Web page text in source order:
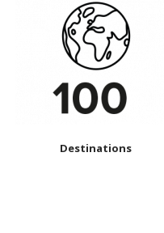
Destinations